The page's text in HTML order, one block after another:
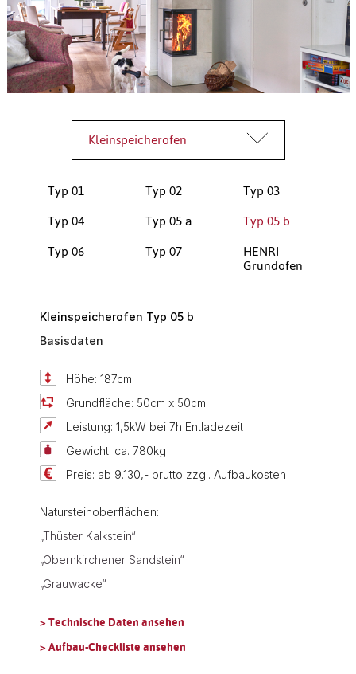
Kleinspeicherofen
Typ 01 Typ 02
Typ 03
Typ 04
Typ 05 a
Typ 05 b
Typ 06
Typ 07 HENRI
Grundofen
Kleinspeicherofen Typ 05 b
Basisdaten
Höhe: 187cm
Grundfläche: 50cm x 50cm
Leistung: 1,5kW bei 7h Entladezeit
Gewicht: ca. 780kg
Preis: ab 9.130,- brutto zzgl. Aufbaukosten
Natursteinoberflächen:
„Thüster Kalkstein“
„Obernkirchener Sandstein“
„Grauwacke“
> Technische Daten ansehen
> Aufbau-Checkliste ansehen